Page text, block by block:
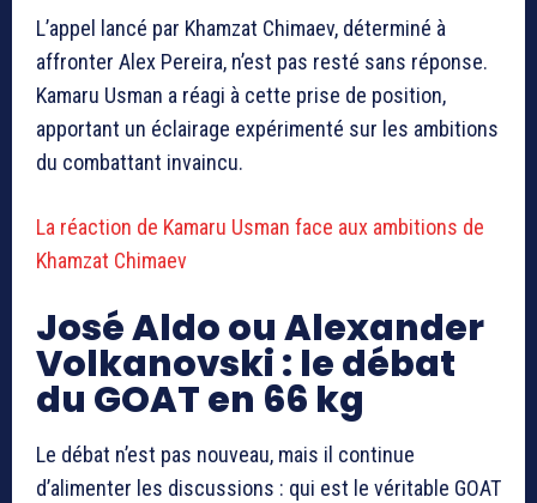
L’appel lancé par Khamzat Chimaev, déterminé à
affronter Alex Pereira, n’est pas resté sans réponse.
Kamaru Usman a réagi à cette prise de position,
apportant un éclairage expérimenté sur les ambitions
du combattant invaincu.
La réaction de Kamaru Usman face aux ambitions de
Khamzat Chimaev
José Aldo ou Alexander
Volkanovski : le débat
du GOAT en 66 kg
Le débat n’est pas nouveau, mais il continue
d’alimenter les discussions : qui est le véritable GOAT